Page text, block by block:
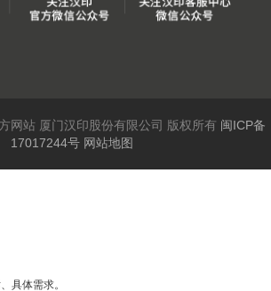
网站 厦门汉印股份有限公司 版权所有 闽ICP备
17017244号 网站地图
具体需求。